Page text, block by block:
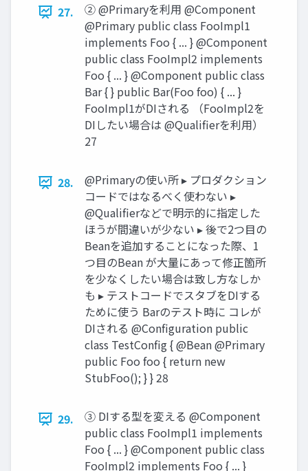
27.
② @Primaryを利用 @Component
@Primary public class FooImpl1
implements Foo { ... } @Component
public class FooImpl2 implements
Foo { ... } @Component public class
Bar { } public Bar(Foo foo) { ... }
FooImpl1がDIされる （FooImpl2を
DIしたい場合は @Qualifierを利用）
27
28.
@Primaryの使い所 ▸ プロダクション
コードではなるべく使わない ▸
@Qualifierなどで明示的に指定した
ほうが間違いが少ない ▸ 後で2つ目の
Beanを追加することになった際、1
つ目のBean が大量にあって修正箇所
を少なくしたい場合は致し方なしか
も ▸ テストコードでスタブをDIする
ために使う Barのテスト時に コレが
DIされる @Configuration public
class TestConfig { @Bean @Primary
public Foo foo { return new
StubFoo(); } } 28
29.
③ DIする型を変える @Component
public class FooImpl1 implements
Foo { ... } @Component public class
FooImpl2 implements Foo { ... }